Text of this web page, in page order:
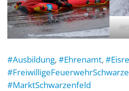
#Ausbildung, #Ehrenamt,
#MarktSchwarzenfeld